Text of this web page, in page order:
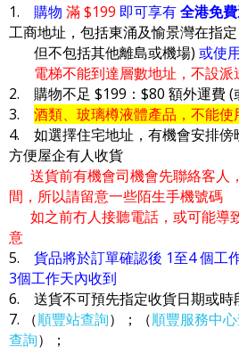
1. 購物 滿 $199 即可享有全港免
工商地址，包括東涌及愉景灣在指定
但不包括其他離島或機場) 或使
電梯不能到達層數地址，不設派
2. 購物不足 $199：$80 額外運費 (
3. 酒類、玻璃樽液體產品，不能
4. 如選擇住宅地址，有機會安排傍
方便屋企有人收貨
送貨前有機會司機會先聯絡客人
間，所以請留意一些陌生手機號碼
如之前冇人接聽電話，或可能導
意
5. 貨品將於訂單確認後 1至4 個工
3個工作天內收到
6. 送貨不可預先指定收貨日期或時
7. （順豐站查詢）；（順豐服務中
查詢）；